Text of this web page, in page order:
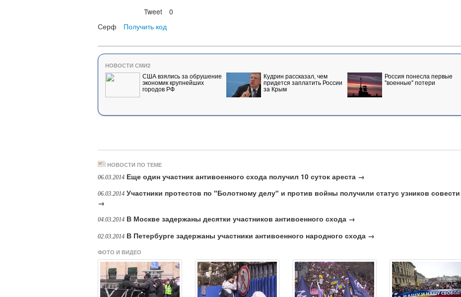
Tweet
0
Серф
Получить код
НОВОСТИ СМИ2
США взялись за обрушение
экономик крупнейших
городов РФ
Кудрин рассказал, чем
придется заплатить России
за Крым
Россия понесла первые
"военные" потери
НОВОСТИ ПО ТЕМЕ
06.03.2014 Еще один участник антивоенного схода получил 10 суток ареста →
06.03.2014 Участники протестов по "Болотному делу" и против войны получили статус узников совести
→
04.03.2014 В Москве задержаны десятки участников антивоенного схода →
02.03.2014 В Петербурге задержаны участники антивоенного народного схода →
ФОТО И ВИДЕО